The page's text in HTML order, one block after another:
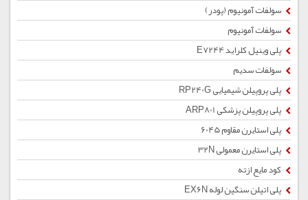
سولفات آمونیوم (پودر)
سولفات آمونیوم
پلی وینیل کلراید E7244
سولفات سدیم
پلی پروپیلن شیمیایی RP240G
پلی پروپیلن پزشکی ARP801
پلی استایرن مقاوم 6045
پلی استایرن معمولی 32N
کود مایع ازته
پلی اتیلن سنگین لوله EX6N